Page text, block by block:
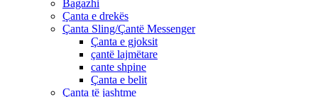
Bagazhi
Çanta e drekës
Çanta Sling/Çantë Messenger
Çanta e gjoksit
çantë lajmëtare
cante shpine
Çanta e belit
Çanta të jashtme